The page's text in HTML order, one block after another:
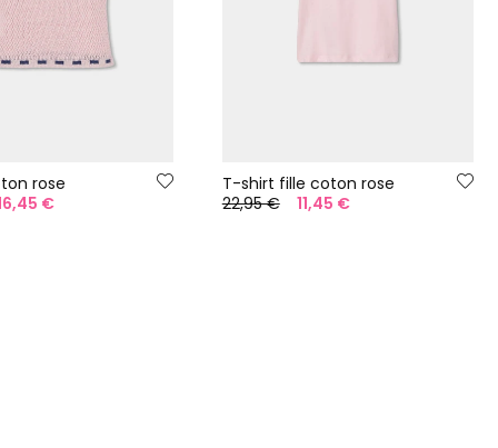
rose
€
T-shirt fille coton rose
22,95 €
11,45 €